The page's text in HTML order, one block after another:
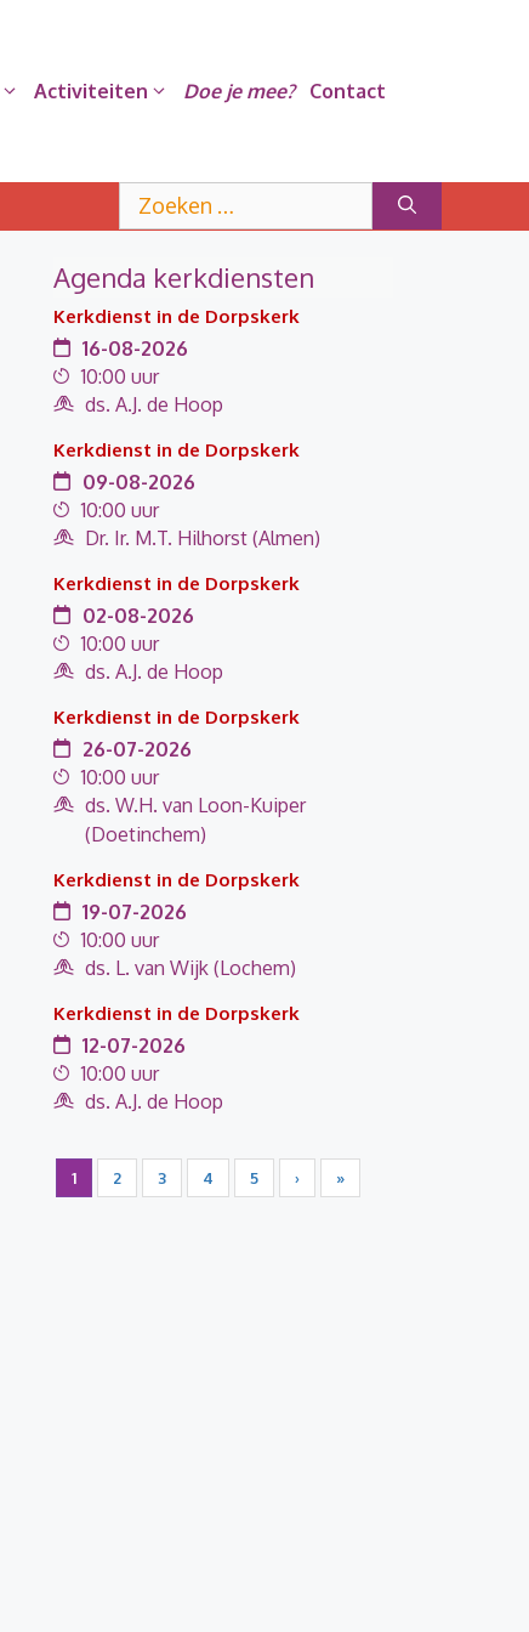
Activiteiten Doe je mee? Contact
naar:
Agenda kerkdiensten
Kerkdienst in de Dorpskerk
16-08-2026
10:00 uur
ds. A.J. de Hoop
Kerkdienst in de Dorpskerk
09-08-2026
10:00 uur
Dr. Ir. M.T. Hilhorst (Almen)
Kerkdienst in de Dorpskerk
02-08-2026
10:00 uur
ds. A.J. de Hoop
Kerkdienst in de Dorpskerk
26-07-2026
10:00 uur
ds. W.H. van Loon-Kuiper
(Doetinchem)
Kerkdienst in de Dorpskerk
19-07-2026
10:00 uur
ds. L. van Wijk (Lochem)
Kerkdienst in de Dorpskerk
12-07-2026
10:00 uur
ds. A.J. de Hoop
1 2 3 4 5 › »